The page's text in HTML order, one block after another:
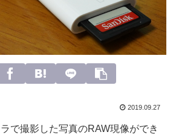
2019.09.27
で撮影した写真のRAW現像ができ